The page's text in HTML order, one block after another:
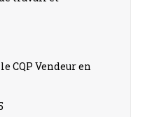
CQP Vendeur en